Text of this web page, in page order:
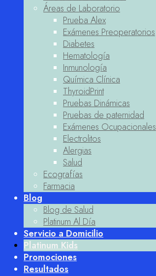
Áreas de Laboratorio
Prueba Alex
Exámenes Preoperatorios
Diabetes
Hematología
Inmunología
Química Clínica
ThyroidPrint
Pruebas Dinámicas
Pruebas de paternidad
Exámenes Ocupacionales
Electrolitos
Alergias
Salud
Ecografías
Farmacia
Blog
Blog de Salud
Platinum Al Día
Servicio a Domicilio
Platinum Kids
Promociones
Resultados